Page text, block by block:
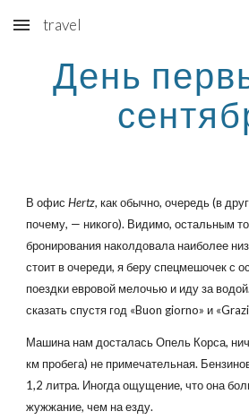
Skip to main content
travel
День
В офисHertz, как обычно, очередь (в
почему, — никого). Видимо, остальным
бронирования наколдовала наиболее
стоит в очереди, я беру спецмешочек с
поездки евровой мелочью и иду за
сказать спустя год «Buon giorno» и
Машина нам досталась Опель Корса,
км пробега) не примечательная.
1,2 литра. Иногда ощущение, что она
жужжание, чем на езду.